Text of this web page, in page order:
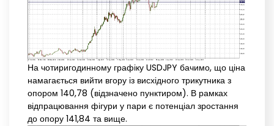
На чотиригодинному графіку USDJPY бачимо, що ціна
намагається вийти вгору із висхідного трикутника з
опором 140,78 (відзначено пунктиром). В рамках
відпрацювання фігури у пари є потенціал зростання
до опору 141,84 та вище.